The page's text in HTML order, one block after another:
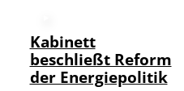
Kabinett
beschließt Reform
der Energiepolitik